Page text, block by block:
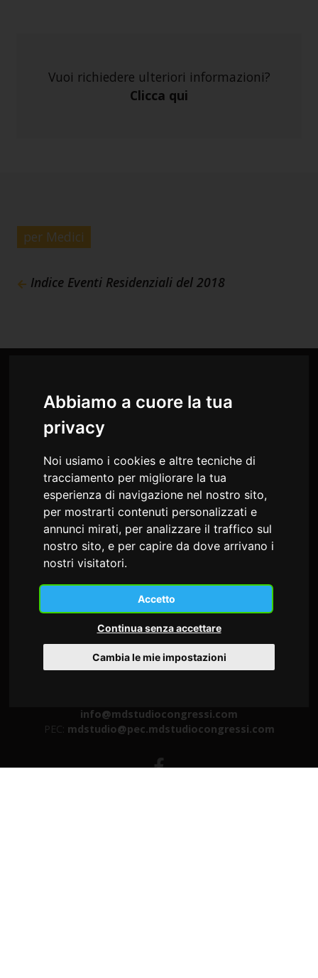
Abbiamo a cuore la tua
privacy
Noi usiamo i cookies e altre tecniche di
tracciamento per migliorare la tua
esperienza di navigazione nel nostro sito,
per mostrarti contenuti personalizzati e
annunci mirati, per analizzare il traffico sul
nostro sito, e per capire da dove arrivano i
nostri visitatori.
Accetto
Continua senza accettare
Cambia le mie impostazioni
Vuoi richiedere ulteriori informazioni?
Clicca qui
per Medici
Indice Eventi Residenziali del 2018
md studio congressi Snc
di Sonia Alessio e Cristiana Busatto
Via Giosuè Carducci, 22
34125 Trieste - Italia
C.F. e P.I. 02197530302
Tel+39 040 9712360
info@mdstudiocongressi.com
PEC: mdstudio@pec.mdstudiocongressi.com